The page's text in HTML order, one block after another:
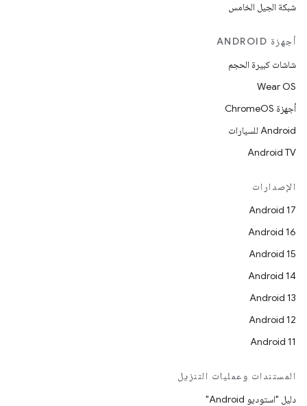
شبكة الجيل الخامس
أجهزة ANDROID
شاشات كبيرة الحجم
Wear OS
أجهزة ChromeOS
Android للسيارات
Android TV
الإصدارات
Android 17
Android 16
Android 15
Android 14
Android 13
Android 12
Android 11
المستندات وعمليات التنزيل
دليل "استوديو Android"